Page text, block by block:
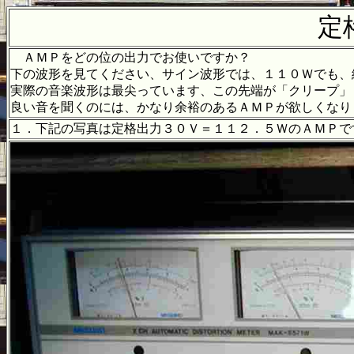
定
ＡＭＰをどの位の出力でお使いですか？
下の波形を見てください、サイン波形では、１１０Ｗでも
実際の音楽波形は最尖っています、この先端が「クリープ」
良い音を聞くのには、かなり余裕のあるＡＭＰが欲しくな
１．下記の写真は定格出力３０Ｖ＝１１２．５ＷのＡＭＰ